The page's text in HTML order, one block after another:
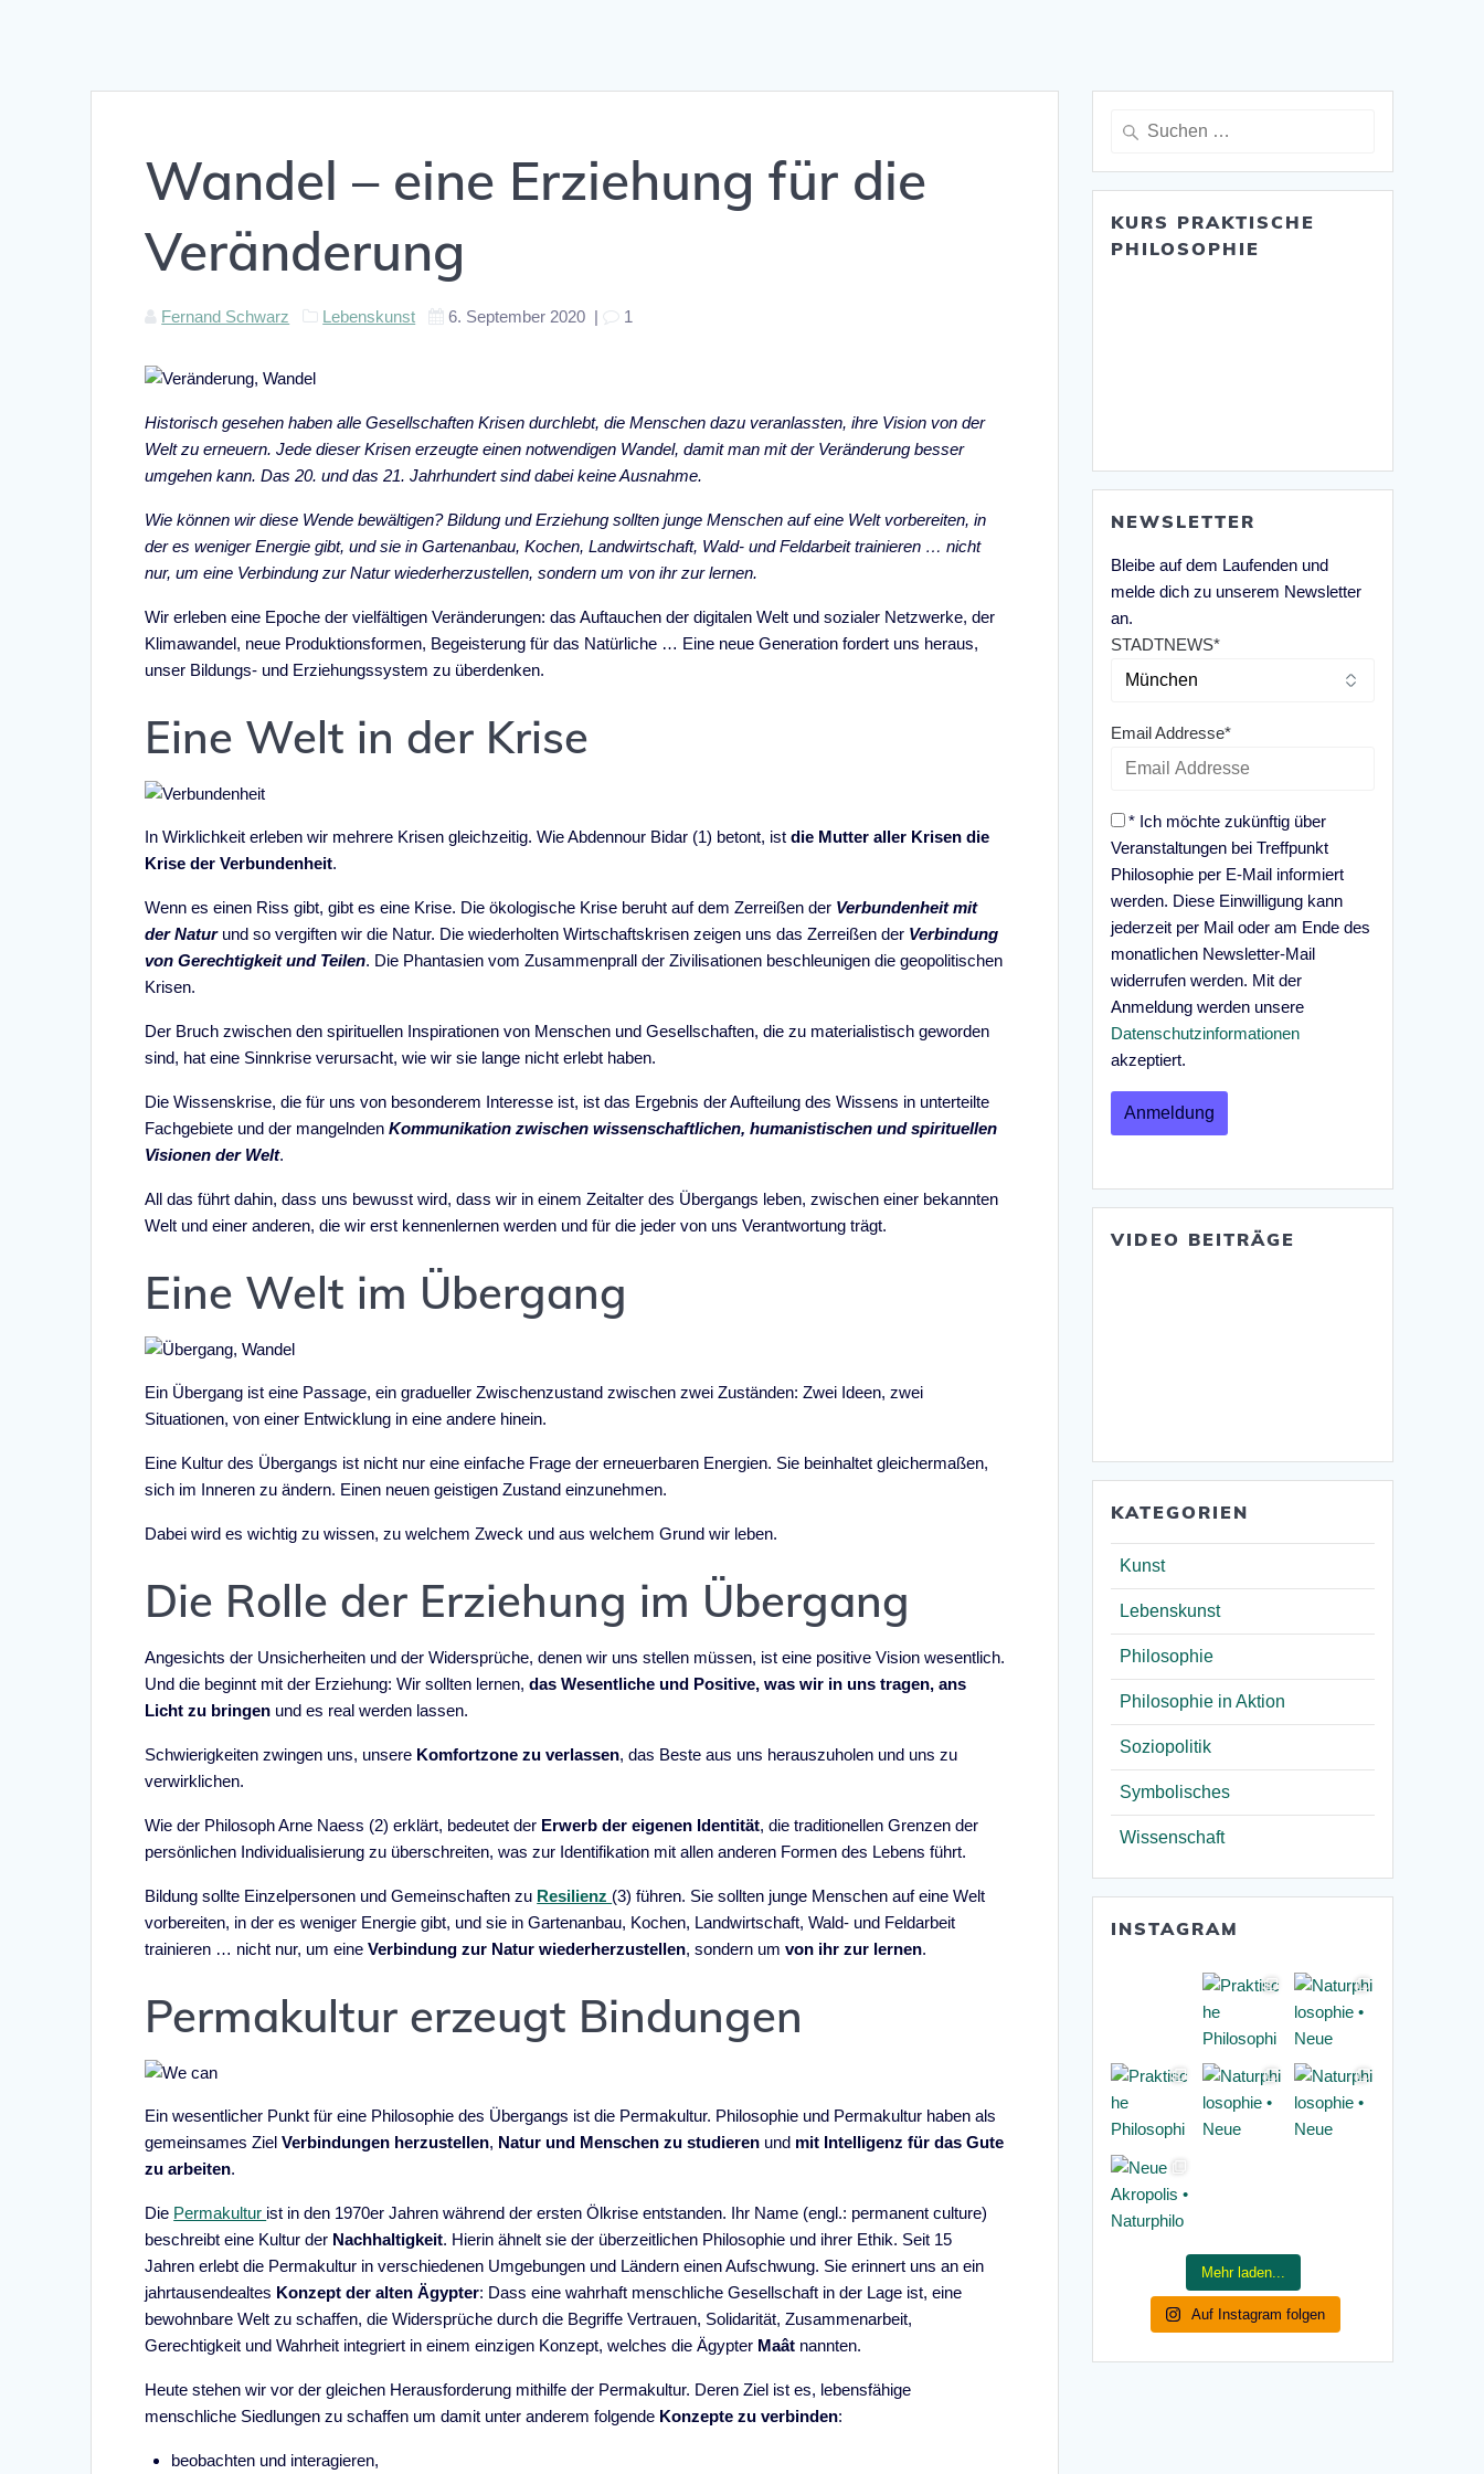
Wandel – eine Erziehung für die
Veränderung
Fernand Schwarz Lebenskunst 6. September 2020 | 1
Historisch gesehen haben alle Gesellschaften Krisen durchlebt, die Menschen dazu veranlassten, ihre Vision von der
Welt zu erneuern. Jede dieser Krisen erzeugte einen notwendigen Wandel, damit man mit der Veränderung besser
umgehen kann. Das 20. und das 21. Jahrhundert sind dabei keine Ausnahme.
Wie können wir diese Wende bewältigen? Bildung und Erziehung sollten junge Menschen auf eine Welt vorbereiten, in
der es weniger Energie gibt, und sie in Gartenanbau, Kochen, Landwirtschaft, Wald- und Feldarbeit trainieren … nicht
nur, um eine Verbindung zur Natur wiederherzustellen, sondern um von ihr zur lernen.
Wir erleben eine Epoche der vielfältigen Veränderungen: das Auftauchen der digitalen Welt und sozialer Netzwerke, der
Klimawandel, neue Produktionsformen, Begeisterung für das Natürliche … Eine neue Generation fordert uns heraus,
unser Bildungs- und Erziehungssystem zu überdenken.
Eine Welt in der Krise
In Wirklichkeit erleben wir mehrere Krisen gleichzeitig. Wie Abdennour Bidar (1) betont, istdie Mutter aller Krisen die
Krise der Verbundenheit.
Wenn es einen Riss gibt, gibt es eine Krise. Die ökologische Krise beruht auf dem Zerreißen der Verbundenheit mit
der Naturund so vergiften wir die Natur. Die wiederholten Wirtschaftskrisen zeigen uns das Zerreißen der Verbindung
von Gerechtigkeit und Teilen. Die Phantasien vom Zusammenprall der Zivilisationen beschleunigen die geopolitischen
Krisen.
Der Bruch zwischen den spirituellen Inspirationen von Menschen und Gesellschaften, die zu materialistisch geworden
sind, hat eine Sinnkrise verursacht, wie wir sie lange nicht erlebt haben.
Die Wissenskrise, die für uns von besonderem Interesse ist, ist das Ergebnis der Aufteilung des Wissens in unterteilte
Fachgebiete und der mangelndenKommunikation zwischen wissenschaftlichen, humanistischen und spirituellen
Visionen der Welt.
All das führt dahin, dass uns bewusst wird, dass wir in einem Zeitalter des Übergangs leben, zwischen einer bekannten
Welt und einer anderen, die wir erst kennenlernen werden und für die jeder von uns Verantwortung trägt.
Eine Welt im Übergang
Ein Übergang ist eine Passage, ein gradueller Zwischenzustand zwischen zwei Zuständen: Zwei Ideen, zwei
Situationen, von einer Entwicklung in eine andere hinein.
Eine Kultur des Übergangs ist nicht nur eine einfache Frage der erneuerbaren Energien. Sie beinhaltet gleichermaßen,
sich im Inneren zu ändern. Einen neuen geistigen Zustand einzunehmen.
Dabei wird es wichtig zu wissen, zu welchem Zweck und aus welchem Grund wir leben.
Die Rolle der Erziehung im Übergang
Angesichts der Unsicherheiten und der Widersprüche, denen wir uns stellen müssen, ist eine positive Vision wesentlich.
Und die beginnt mit der Erziehung: Wir sollten lernen,das Wesentliche und Positive, was wir in uns tragen, ans
Licht zu bringen und es real werden lassen.
Schwierigkeiten zwingen uns, unsere Komfortzone zu verlassen, das Beste aus uns herauszuholen und uns zu
verwirklichen.
Wie der Philosoph Arne Naess (2) erklärt, bedeutet der Erwerb der eigenen Identität, die traditionellen Grenzen der
persönlichen Individualisierung zu überschreiten, was zur Identifikation mit allen anderen Formen des Lebens führt.
Bildung sollte Einzelpersonen und Gemeinschaften zu Resilienz (3) führen. Sie sollten junge Menschen auf eine Welt
vorbereiten, in der es weniger Energie gibt, und sie in Gartenanbau, Kochen, Landwirtschaft, Wald- und Feldarbeit
trainieren … nicht nur, um eineVerbindung zur Natur wiederherzustellen, sondern umvon ihr zur lernen.
Permakultur erzeugt Bindungen
Ein wesentlicher Punkt für eine Philosophie des Übergangs ist die Permakultur. Philosophie und Permakultur haben als
gemeinsames ZielVerbindungen herzustellen, Natur und Menschen zu studieren und mit Intelligenz für das Gute
zu arbeiten.
Die Permakultur ist in den 1970er Jahren während der ersten Ölkrise entstanden. Ihr Name (engl.: permanent culture)
beschreibt eine Kultur der Nachhaltigkeit. Hierin ähnelt sie der überzeitlichen Philosophie und ihrer Ethik. Seit 15
Jahren erlebt die Permakultur in verschiedenen Umgebungen und Ländern einen Aufschwung. Sie erinnert uns an ein
jahrtausendealtes Konzept der alten Ägypter: Dass eine wahrhaft menschliche Gesellschaft in der Lage ist, eine
bewohnbare Welt zu schaffen, die Widersprüche durch die Begriffe Vertrauen, Solidarität, Zusammenarbeit,
Gerechtigkeit und Wahrheit integriert in einem einzigen Konzept, welches die Ägypter Maât nannten.
Heute stehen wir vor der gleichen Herausforderung mithilfe der Permakultur. Deren Ziel ist es, lebensfähige
menschliche Siedlungen zu schaffen um damit unter anderem folgende Konzepte zu verbinden:
beobachten und interagieren,
Suche
KURS PRAKTISCHE
PHILOSOPHIE
NEWSLETTER
Bleibe auf dem Laufenden und
melde dich zu unserem Newsletter
an.
STADTNEWS*
Email Addresse*
* Ich möchte zukünftig über
Veranstaltungen bei Treffpunkt
Philosophie per E-Mail informiert
werden. Diese Einwilligung kann
jederzeit per Mail oder am Ende des
monatlichen Newsletter-Mail
widerrufen werden. Mit der
Anmeldung werden unsere
Datenschutzinformationen
akzeptiert.
VIDEO BEITRÄGE
KATEGORIEN
Kunst
Lebenskunst
Philosophie
Philosophie in Aktion
Soziopolitik
Symbolisches
Wissenschaft
INSTAGRAM
Mehr laden...
Auf Instagram folgen